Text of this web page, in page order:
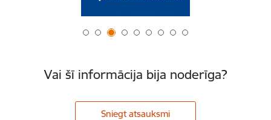
Vai šī informācija bija noderīga?
Sniegt atsauksmi